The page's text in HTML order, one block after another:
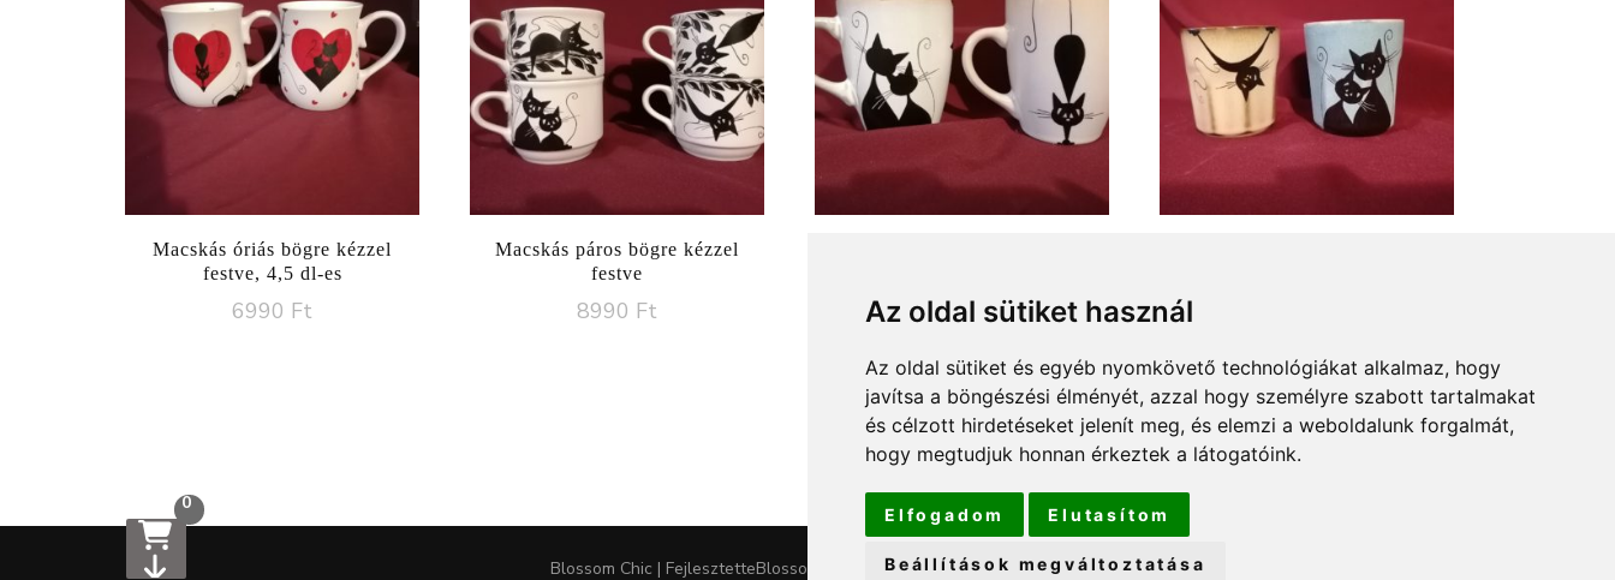
Az oldal sütiket használ
Az oldal sütiket és egyéb nyomkövető technológiákat alkalmaz, hogy
javítsa a böngészési élményét, azzal hogy személyre szabott tartalmakat
és célzott hirdetéseket jelenít meg, és elemzi a weboldalunk forgalmát,
hogy megtudjuk honnan érkeztek a látogatóink.
Elfogadom Elutasítom
Beállítások megváltoztatása
Macskás óriás bögre kézzel
festve, 4,5 dl-es
6990 Ft
Macskás páros bögre kézzel
festve
8990 Ft 5990 Ft
Blossom Chic | FejlesztetteBlossom Themes.Készítette:WordPress
0